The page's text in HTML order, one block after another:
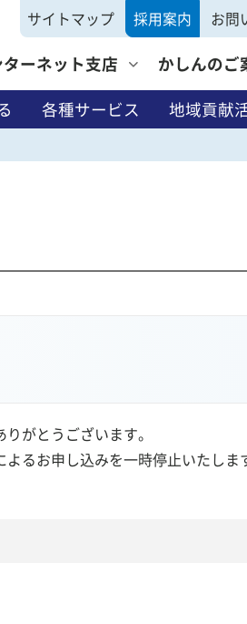
サイトマップ 採用案内 お問
ーネット支店 かしんのご
各種サービス 地域貢献
がとうございます。
るお申し込みを一時停止いたしま